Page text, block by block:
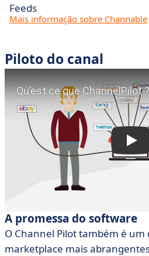
Feeds
Mais informação sobre Channable
Piloto do canal
A promessa do software
O Channel Pilot também é
marketplace mais